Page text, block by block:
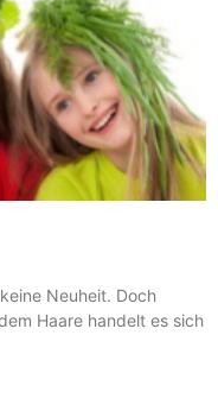
Neuheit. Doch
Haare handelt es sich